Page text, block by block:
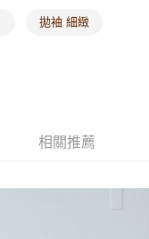
拋袖 細緻
相關推薦